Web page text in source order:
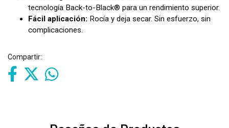
tecnología Back-to-Black® para un rendimiento superior.
Fácil aplicación: Rocía y deja secar. Sin esfuerzo, sin
complicaciones.
Compartir: